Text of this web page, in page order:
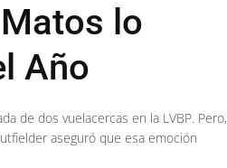
lo
Año
de dos vuelacercas en la LVBP. Pero,
aseguró que esa emoción